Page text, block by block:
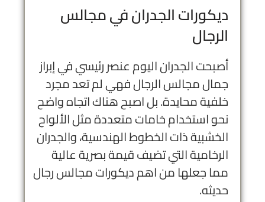
ديكورات الجدران في مجالس
الرجال
أصبحت الجدران اليوم عنصر رئيسي في إبراز
جمال مجالس الرجال فهي لم تعد مجرد
خلفية محايدة. بل اصبح هناك اتجاه واضح
نحو استخدام خامات متعددة مثل الألواح
الخشبية ذات الخطوط الهندسية، والجدران
الرخامية التي تضيف قيمة بصرية عالية
مما جعلها من اهم ديكورات مجالس رجال
حديثه.